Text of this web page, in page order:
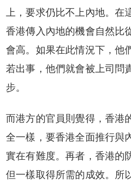
上，要求仍比不上內地。在
香港傳入內地的機會自然比
會高。如果在此情況下，他
若出事，他們就會被上司問
步。
而港方的官員則覺得，香港
全一樣，要香港全面推行與
實在有難度。再者，香港的
但一樣取得所需的成效。所